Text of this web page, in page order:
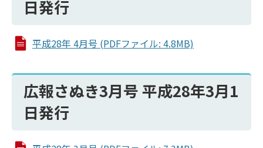
日発行
平成28年 4月号 (PDFファイル: 4.8MB)
広報さぬき3月号 平成28年3月1
日発行